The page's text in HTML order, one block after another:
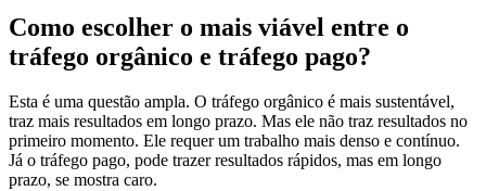
Como escolher o mais viável entre o
tráfego orgânico e tráfego pago?
Esta é uma questão ampla. O tráfego orgânico é mais sustentável,
traz mais resultados em longo prazo. Mas ele não traz resultados no
primeiro momento. Ele requer um trabalho mais denso e contínuo.
Já o tráfego pago, pode trazer resultados rápidos, mas em longo
prazo, se mostra caro.